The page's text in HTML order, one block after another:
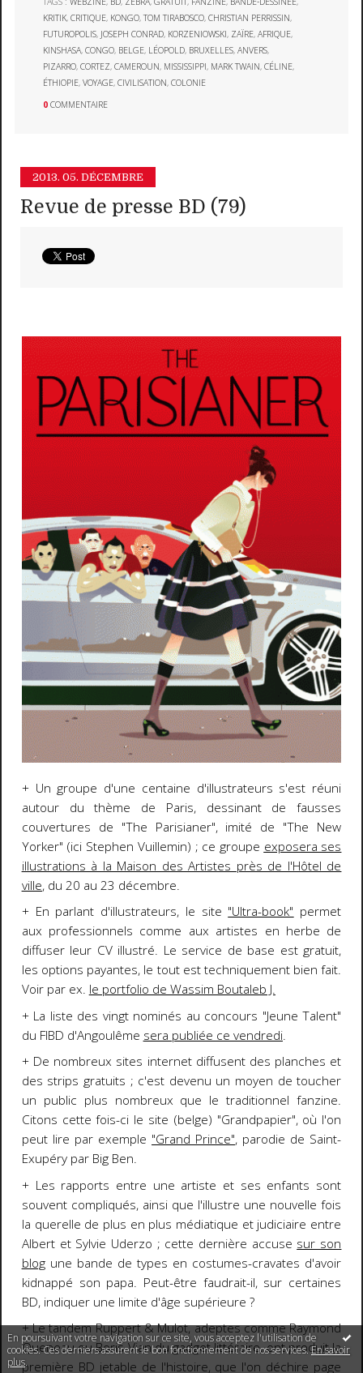
En poursuivant votre navigation sur ce site, vous acceptez l'utilisation de
cookies. Ces derniers assurent le bon fonctionnement de nos services.En savoir
plus.
KRITIK,CRITIQUE, KONGO,TOM TIRABOSCO,CHRISTIAN PERRISSIN,
FUTUROPOLIS, JOSEPH CONRAD, KORZENIOWSKI, ZAÏRE,AFRIQUE,
KINSHASA,CONGO, BELGE, LÉOPOLD, BRUXELLES,ANVERS,
PIZARRO,CORTEZ,CAMEROUN, MISSISSIPPI, MARK TWAIN,CÉLINE,
ÉTHIOPIE,VOYAGE,CIVILISATION,COLONIE
0 COMMENTAIRE
2013. 05. DÉCEMBRE
Revue de presse BD (79)
+ Un groupe d'une centaine d'illustrateurs s'est réuni
autour du thème de Paris, dessinant de fausses
couvertures de "The Parisianer", imité de "The New
Yorker" (ici Stephen Vuillemin) ; ce groupe exposera ses
illustrations à la Maison des Artistes près de l'Hôtel de
ville, du 20 au 23 décembre.
+ En parlant d'illustrateurs, le site "Ultra-book" permet
aux professionnels comme aux artistes en herbe de
diffuser leur CV illustré. Le service de base est gratuit,
les options payantes, le tout est techniquement bien fait.
Voir par ex. le portfolio de Wassim Boutaleb J.
+ La liste des vingt nominés au concours "Jeune Talent"
du FIBD d'Angoulême sera publiée ce vendredi.
+ De nombreux sites internet diffusent des planches et
des strips gratuits ; c'est devenu un moyen de toucher
un public plus nombreux que le traditionnel fanzine.
Citons cette fois-ci le site (belge) "Grandpapier", où l'on
peut lire par exemple "Grand Prince", parodie de Saint-
Exupéry par Big Ben.
+ Les rapports entre une artiste et ses enfants sont
souvent compliqués, ainsi que l'illustre une nouvelle fois
la querelle de plus en plus médiatique et judiciaire entre
Albert et Sylvie Uderzo ; cette dernière accuse sur son
blogune bande de types en costumes-cravates d'avoir
kidnappé son papa. Peut-être faudrait-il, sur certaines
BD, indiquer une limite d'âge supérieure ?
+ Le tandem Ruppert & Mulot, adeptes comme Raymond
Queneau ou Boris Vian du gadget littéraire, ont produit la
première BD jetable de l'histoire, que l'on déchire page